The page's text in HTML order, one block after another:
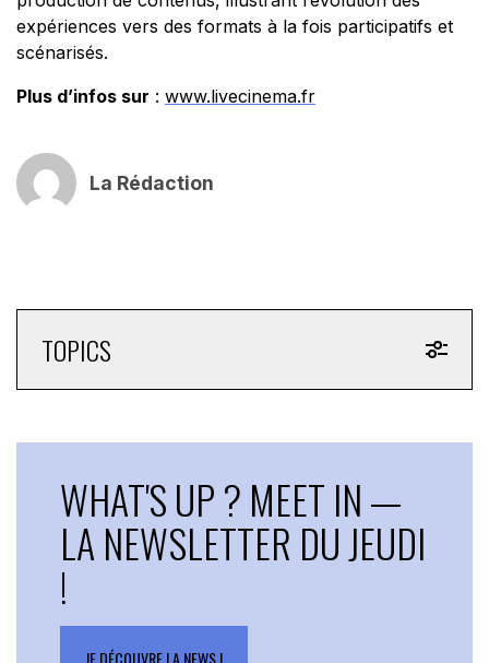
expériences vers des formats à la fois participatifs et
scénarisés.
Plus d’infos sur : www.livecinema.fr
La Rédaction
TOPICS
WHAT'S UP ? MEET IN —
LA NEWSLETTER DU JEUDI
!
JE DÉCOUVRE LA NEWS !